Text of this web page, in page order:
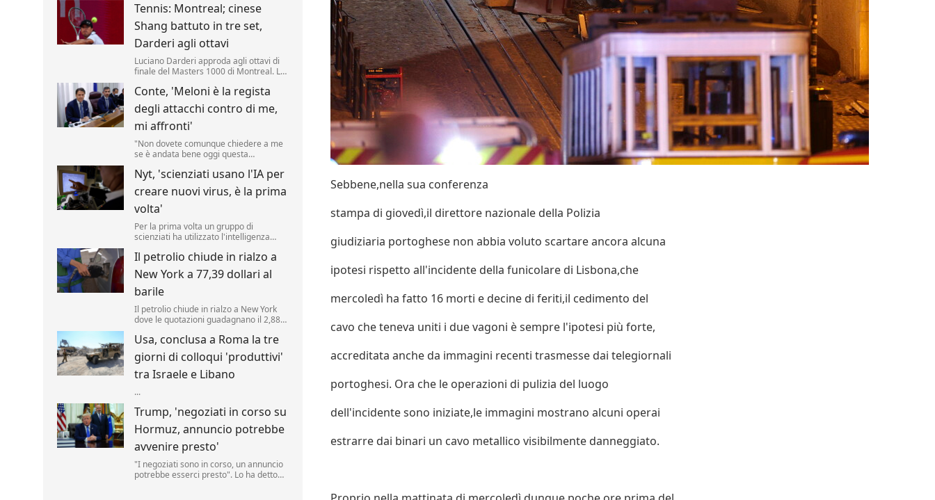
negli Stati Uniti nell'ambito del
cosiddetto 'turismo delle nascite'. Lo ha
annunciato il tycoon, incontrando i
media nello Studio Ovale. .
Tennis: Montreal; cinese
Shang battuto in tre set,
Darderi agli ottavi
Luciano Darderi approda agli ottavi di
finale del Masters 1000 di Montreal. La
superato in rimonta il cinese Shang
Juncheng, n.
Conte, 'Meloni è la regista
degli attacchi contro di me,
mi affronti'
"Non dovete comunque chiedere a me
se è andata bene oggi questa
Meloni se è soddisfatta, perché lei è la
regista di tutto questo.
Nyt, 'scienziati usano l'IA per
creare nuovi virus, è la prima
volta'
Per la prima volta un gruppo di
scienziati ha utilizzato l'intelligenza
alimentando speranze di progressi in
campo medico ma sollevando al
contempo la preoccupante possibilità
che, un giorno, tale tecnologia poss...
Il petrolio chiude in rialzo a
New York a 77,39 dollari al
barile
Il petrolio chiude in rialzo a New York
dove le quotazioni guadagnano il 2,88%
Usa, conclusa a Roma la tre
giorni di colloqui 'produttivi'
tra Israele e Libano
...
Trump, 'negoziati in corso su
Hormuz, annuncio potrebbe
avvenire presto'
"I negoziati sono in corso, un annuncio
potrebbe esserci presto". Lo ha detto
Sebbene,nella sua conferenza
stampa di giovedì,il direttore nazionale della Polizia
giudiziaria portoghese non abbia voluto scartare ancora alcuna
ipotesi rispetto all'incidente della funicolare di Lisbona,che
mercoledì ha fatto 16 morti e decine di feriti,il cedimento del
cavo che teneva uniti i due vagoni è sempre l'ipotesi più forte,
accreditata anche da immagini recenti trasmesse dai telegiornali
portoghesi. Ora che le operazioni di pulizia del luogo
dell'incidente sono iniziate,le immagini mostrano alcuni operai
estrarre dai binari un cavo metallico visibilmente danneggiato.